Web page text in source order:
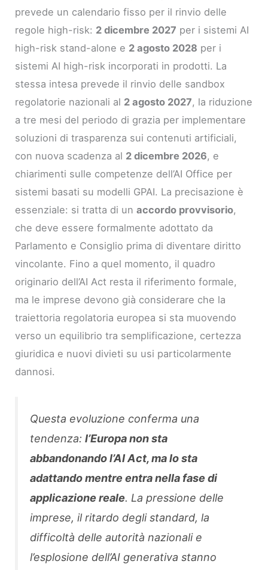
prevede un calendario fisso per il rinvio delle
regole high-risk: 2 dicembre 2027 per i sistemi AI
high-risk stand-alone e 2 agosto 2028 per i
sistemi AI high-risk incorporati in prodotti. La
stessa intesa prevede il rinvio delle sandbox
regolatorie nazionali al 2 agosto 2027, la riduzione
a tre mesi del periodo di grazia per implementare
soluzioni di trasparenza sui contenuti artificiali,
con nuova scadenza al 2 dicembre 2026, e
chiarimenti sulle competenze dell’AI Office per
sistemi basati su modelli GPAI. La precisazione è
essenziale: si tratta di unaccordo provvisorio,
che deve essere formalmente adottato da
Parlamento e Consiglio prima di diventare diritto
vincolante. Fino a quel momento, il quadro
originario dell’AI Act resta il riferimento formale,
ma le imprese devono già considerare che la
traiettoria regolatoria europea si sta muovendo
verso un equilibrio tra semplificazione, certezza
giuridica e nuovi divieti su usi particolarmente
dannosi.
Questa evoluzione conferma una
tendenza:l’Europa non sta
abbandonando l’AI Act, ma lo sta
adattando mentre entra nella fase di
applicazione reale. La pressione delle
imprese, il ritardo degli standard, la
difficoltà delle autorità nazionali e
l’esplosione dell’AI generativa stanno